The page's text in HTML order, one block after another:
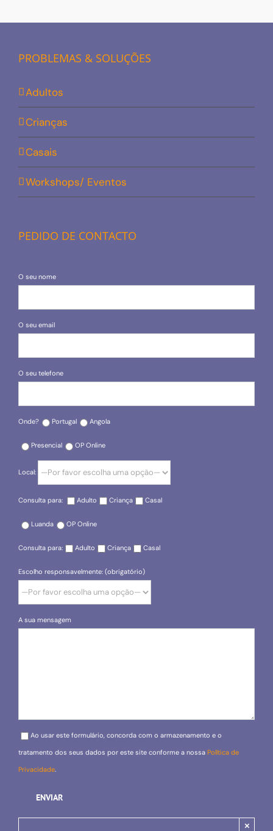
PROBLEMAS & SOLUÇÕES
Adultos
Crianças
Casais
Workshops/ Eventos
PEDIDO DE CONTACTO
O seu nome
O seu email
O seu telefone
Onde? Portugal Angola
Presencial OP Online
Local:
Consulta para: Adulto Criança Casal
Luanda OP Online
Consulta para: Adulto Criança Casal
Escolho responsavelmente: (obrigatório)
A sua mensagem
Please leave this field empty.
Ao usar este formulário, concorda com o armazenamento e o
tratamento dos seus dados por este site conforme a nossa Política de
Privacidade
×